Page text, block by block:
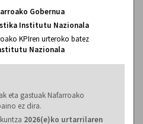
Gobernua
Institutu Nazionala
KPIren urteroko batez
Nazionala
eta gastuak Nafarroako
ez dira.
2026(e)ko urtarrilaren